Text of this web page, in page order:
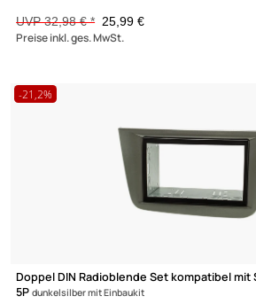
Zur Zeit nicht lieferbar!
89,- €
Preise inkl. ges. MwSt.